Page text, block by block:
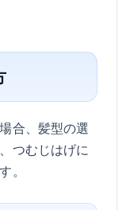
合、髪型の選
つむじはげに
。